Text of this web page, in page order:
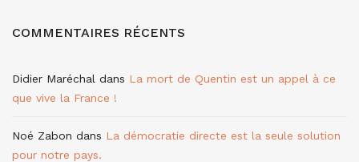
COMMENTAIRES RÉCENTS
Didier Maréchal dans La mort de Quentin est un appel à ce
que vive la France !
Noé Zabon dans La démocratie directe est la seule solution
pour notre pays.